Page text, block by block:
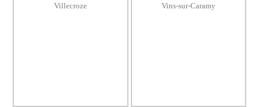
Villecroze Vins-sur-Caramy